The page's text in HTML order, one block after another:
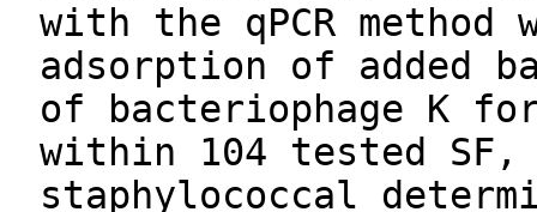
with the qPCR method
adsorption of added
of bacteriophage K
within 104 tested
staphylococcal